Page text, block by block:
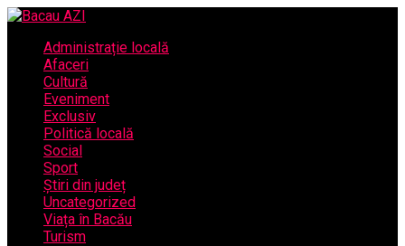
Administrație locală
Afaceri
Cultură
Eveniment
Exclusiv
Politică locală
Social
Sport
Știri din județ
Uncategorized
Viața în Bacău
Turism